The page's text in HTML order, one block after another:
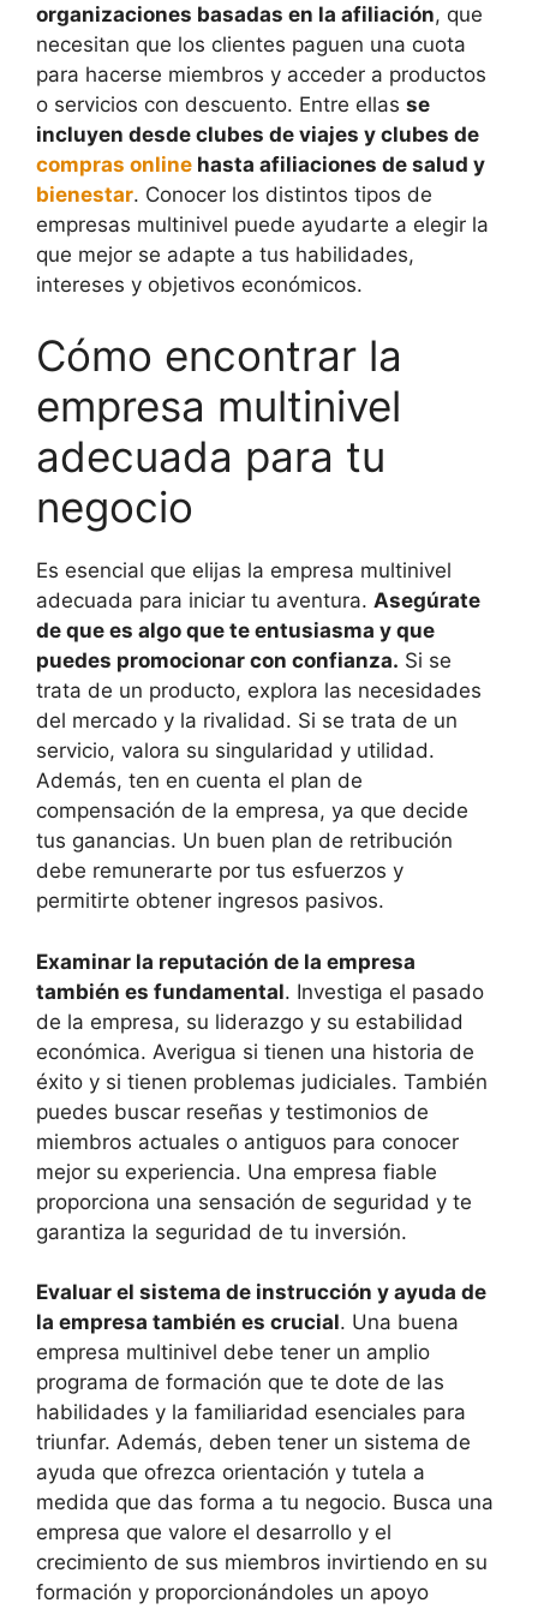
organizaciones basadas en la afiliación, que
necesitan que los clientes paguen una cuota
para hacerse miembros y acceder a productos
o servicios con descuento. Entre ellas se
incluyen desde clubes de viajes y clubes de
compras online hasta afiliaciones de salud y
bienestar. Conocer los distintos tipos de
empresas multinivel puede ayudarte a elegir la
que mejor se adapte a tus habilidades,
intereses y objetivos económicos.
Cómo encontrar la
empresa multinivel
adecuada para tu
negocio
Es esencial que elijas la empresa multinivel
adecuada para iniciar tu aventura. Asegúrate
de que es algo que te entusiasma y que
puedes promocionar con confianza. Si se
trata de un producto, explora las necesidades
del mercado y la rivalidad. Si se trata de un
servicio, valora su singularidad y utilidad.
Además, ten en cuenta el plan de
compensación de la empresa, ya que decide
tus ganancias. Un buen plan de retribución
debe remunerarte por tus esfuerzos y
permitirte obtener ingresos pasivos.
Examinar la reputación de la empresa
también es fundamental. Investiga el pasado
de la empresa, su liderazgo y su estabilidad
económica. Averigua si tienen una historia de
éxito y si tienen problemas judiciales. También
puedes buscar reseñas y testimonios de
miembros actuales o antiguos para conocer
mejor su experiencia. Una empresa fiable
proporciona una sensación de seguridad y te
garantiza la seguridad de tu inversión.
Evaluar el sistema de instrucción y ayuda de
la empresa también es crucial. Una buena
empresa multinivel debe tener un amplio
programa de formación que te dote de las
habilidades y la familiaridad esenciales para
triunfar. Además, deben tener un sistema de
ayuda que ofrezca orientación y tutela a
medida que das forma a tu negocio. Busca una
empresa que valore el desarrollo y el
crecimiento de sus miembros invirtiendo en su
formación y proporcionándoles un apoyo